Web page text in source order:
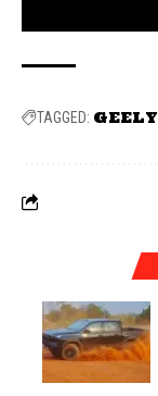
TAGGED: GEELY